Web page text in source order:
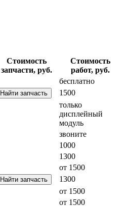
Стоимость
запчасти, руб.
Стоимость
работ, руб.
бесплатно
1500
только
дисплейный
модуль
звоните
1000
1300
от 1500
1300
от 1500
от 1500